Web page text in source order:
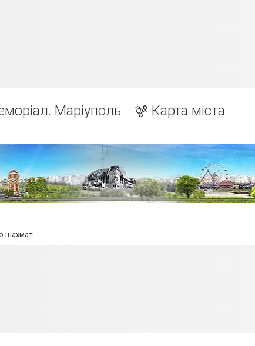
Маріуполь Карта міста
шахмат